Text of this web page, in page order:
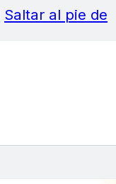
Saltar al pie de